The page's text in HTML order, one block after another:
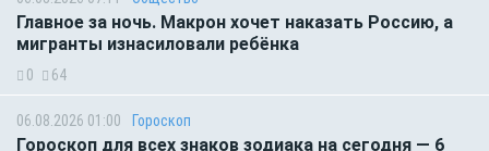
Главное за ночь. Макрон хочет наказать Россию, а
мигранты изнасиловали ребёнка
0 64
06.08.2026 01:00 Гороскоп
Гороскоп для всех знаков зодиака на сегодня — 6